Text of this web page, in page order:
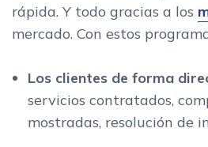
rápida. Y todo gracias a los
mercado. Con estos
Los clientes de forma
servicios contratados,
mostradas, resolución de